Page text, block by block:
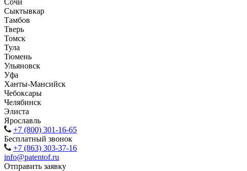
Сочи
Сыктывкар
Тамбов
Тверь
Томск
Тула
Тюмень
Ульяновск
Уфа
Ханты-Мансийск
Чебоксары
Челябинск
Элиста
Ярославль
+7 (800) 301-16-65
Бесплатный звонок
+7 (863) 303-37-16
info@patentof.ru
Отправить заявку